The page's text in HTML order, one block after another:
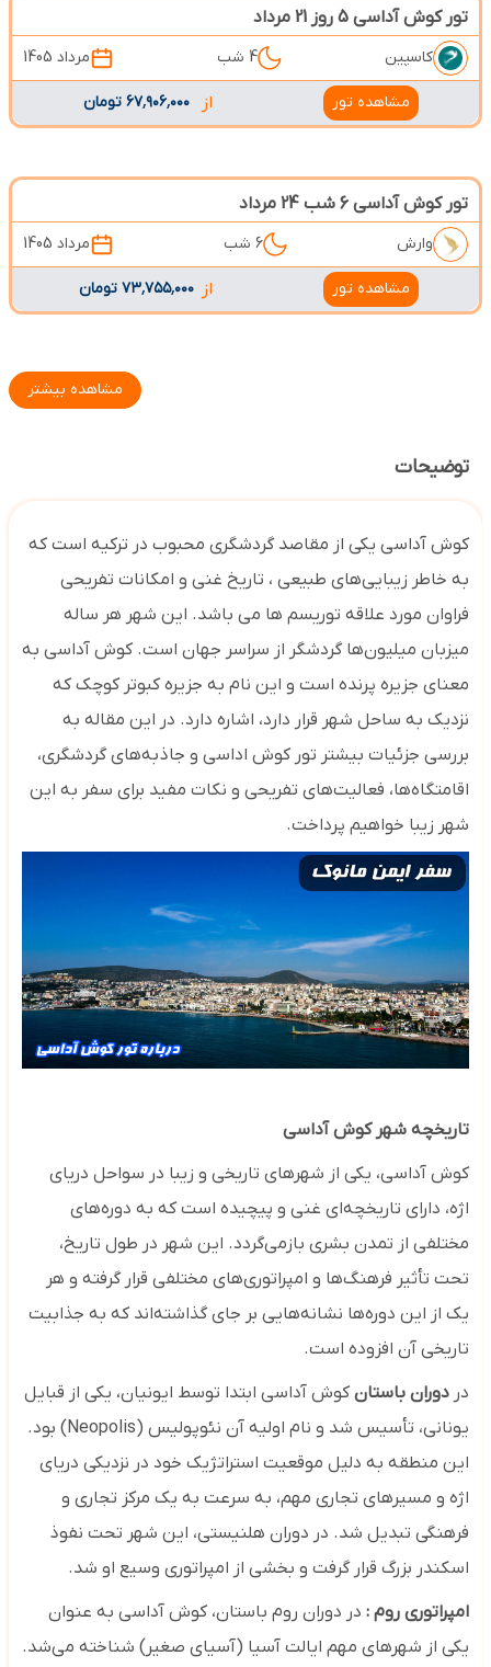
تور کوش آداسی 5 روز 21 مرداد
کاسپین 4 شب مرداد 1405
مشاهده تور از ۶۷٬۹۰۶٬۰۰۰ تومان
تور کوش آداسی 6 شب 24 مرداد
وارش 6 شب مرداد 1405
مشاهده تور از ۷۳٬۷۵۵٬۰۰۰ تومان
مشاهده بیشتر
توضیحات
کوش آداسی یکی از مقاصد گردشگری محبوب در ترکیه است که
به خاطر زیبایی‌های طبیعی ، تاریخ غنی و امکانات تفریحی
فراوان مورد علاقه توریسم ها می باشد. این شهر هر ساله
میزبان میلیون‌ها گردشگر از سراسر جهان است. کوش آداسی به
معنای جزیره پرنده است و این نام به جزیره کبوتر کوچک که
نزدیک به ساحل شهر قرار دارد، اشاره دارد. در این مقاله به
بررسی جزئیات بیشتر تور کوش اداسی و جاذبه‌های گردشگری،
اقامتگاه‌ها، فعالیت‌های تفریحی و نکات مفید برای سفر به این
شهر زیبا خواهیم پرداخت.
تاریخچه شهر کوش آداسی
کوش آداسی، یکی از شهرهای تاریخی و زیبا در سواحل دریای
اژه، دارای تاریخچه‌ای غنی و پیچیده است که به دوره‌های
مختلفی از تمدن بشری بازمی‌گردد. این شهر در طول تاریخ،
تحت تأثیر فرهنگ‌ها و امپراتوری‌های مختلفی قرار گرفته و هر
یک از این دوره‌ها نشانه‌هایی بر جای گذاشته‌اند که به جذابیت
تاریخی آن افزوده است.
دردوران باستانکوش آداسی ابتدا توسط ایونیان، یکی از قبایل
یونانی، تأسیس شد و نام اولیه آن نئوپولیس (Neopolis) بود.
این منطقه به دلیل موقعیت استراتژیک خود در نزدیکی دریای
اژه و مسیرهای تجاری مهم، به سرعت به یک مرکز تجاری و
فرهنگی تبدیل شد. در دوران هلنیستی، این شهر تحت نفوذ
اسکندر بزرگ قرار گرفت و بخشی از امپراتوری وسیع او شد.
امپراتوری روم :در دوران روم باستان، کوش آداسی به عنوان
یکی از شهرهای مهم ایالت آسیا (آسیای صغیر) شناخته می‌شد.